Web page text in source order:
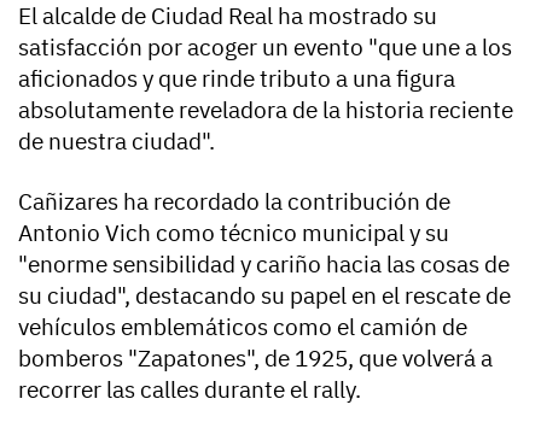
El alcalde de Ciudad Real ha mostrado su
satisfacción por acoger un evento "que une a los
aficionados y que rinde tributo a una figura
absolutamente reveladora de la historia reciente
de nuestra ciudad".
Cañizares ha recordado la contribución de
Antonio Vich como técnico municipal y su
"enorme sensibilidad y cariño hacia las cosas de
su ciudad", destacando su papel en el rescate de
vehículos emblemáticos como el camión de
bomberos "Zapatones", de 1925, que volverá a
recorrer las calles durante el rally.